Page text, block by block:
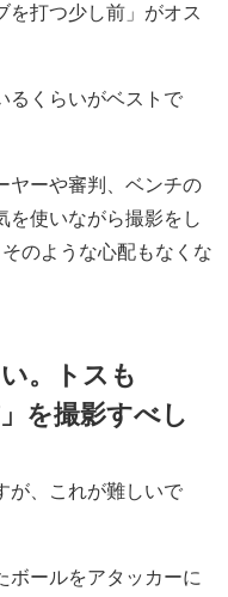
を打つ少し前」がオス
るくらいがベストで
ヤーや審判、ベンチの
使いながら撮影をし
のような心配もなくな
。トスも
を撮影すべし
が、これが難しいで
ボールをアタッカーに